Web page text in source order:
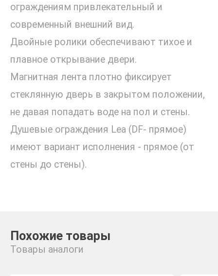
ограждениям привлекательный и
современный внешний вид.
Двойные ролики обеспечивают тихое и
плавное открывание двери.
Магнитная лента плотно фиксирует
стеклянную дверь в закрытом положении,
не давая попадать воде на пол и стены.
Душевые ограждения Lea (DF- прямое)
имеют вариант исполнения - прямое (от
стены до стены).
Похожие товары
Товары аналоги